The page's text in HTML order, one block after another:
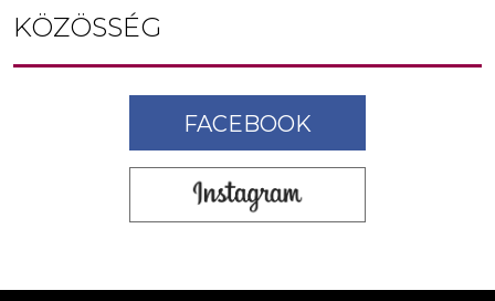
KÖZÖSSÉG
FACEBOOK